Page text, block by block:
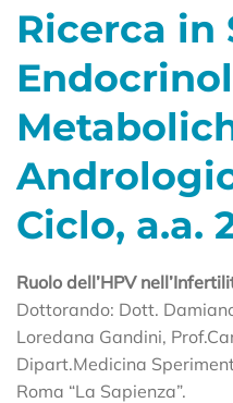
Ricerca in
Ciclo, a.a.
Ruolo dell’HPV
Dottorando: Dott.
Loredana Gandini,
Dipart.Medicina
Roma “La Sapienza”.